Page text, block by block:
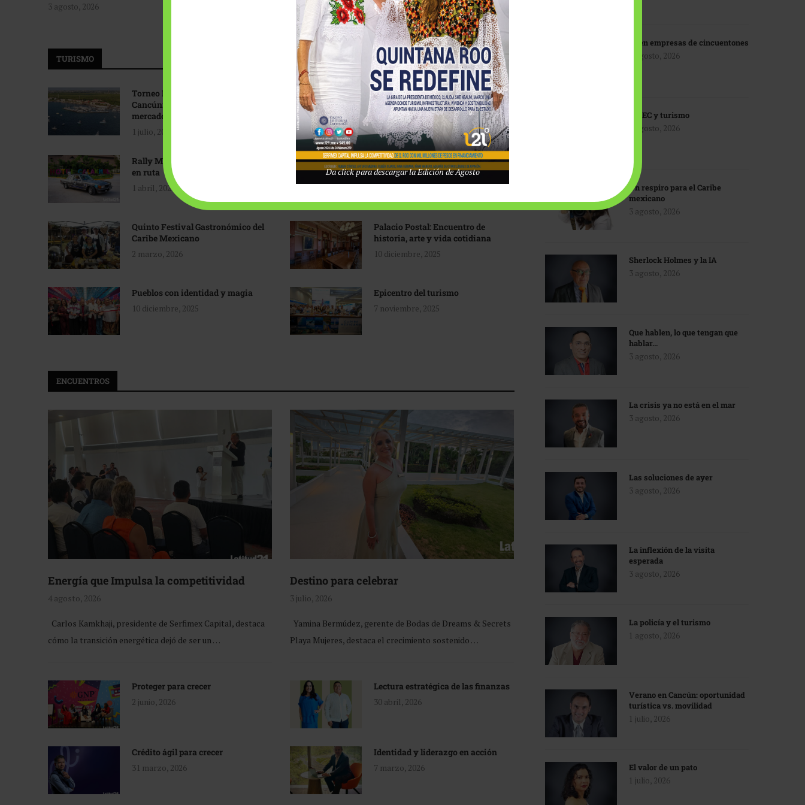
3 agosto, 2026
Tecnológico de Monterrey
3 agosto, 2026
TURISMO
Torneo Internacional de Pesca
Cancún: Navegando hacia nuevos
mercados
1 julio, 2026
Promoción turística con visión
1 abril, 2026
Rally Maya: Herencia automotriz
en ruta
1 abril, 2026
Industria global en
reconfiguración
31 marzo, 2026
Quinto Festival Gastronómico del
Caribe Mexicano
2 marzo, 2026
Palacio Postal: Encuentro de
historia, arte y vida cotidiana
10 diciembre, 2025
Pueblos con identidad y magia
10 diciembre, 2025
Epicentro del turismo
7 noviembre, 2025
ENCUENTROS
Energía que Impulsa la competitividad
4 agosto, 2026
Carlos Kamkhaji, presidente de Serfimex Capital, destaca
cómo la transición energética dejó de ser un …
Destino para celebrar
3 julio, 2026
Yamina Bermúdez, gerente de Bodas de Dreams & Secrets
Playa Mujeres, destaca el crecimiento sostenido …
Proteger para crecer
2 junio, 2026
Lectura estratégica de las finanzas
30 abril, 2026
Crédito ágil para crecer
31 marzo, 2026
Identidad y liderazgo en acción
7 marzo, 2026
IA en empresas de cincuentones
3 agosto, 2026
TMEC y turismo
3 agosto, 2026
Un respiro para el Caribe
mexicano
3 agosto, 2026
Sherlock Holmes y la IA
3 agosto, 2026
Que hablen, lo que tengan que
hablar…
3 agosto, 2026
La crisis ya no está en el mar
3 agosto, 2026
Las soluciones de ayer
3 agosto, 2026
La inflexión de la visita
esperada
3 agosto, 2026
La policía y el turismo
1 agosto, 2026
Verano en Cancún: oportunidad
turística vs. movilidad
1 julio, 2026
El valor de un pato
1 julio, 2026
Da click para descargar la Edición de Agosto